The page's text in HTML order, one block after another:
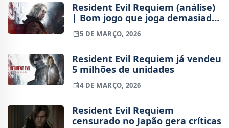
Resident Evil Requiem (análise)
| Bom jogo que joga demasiado
pelo seguro
5 DE MARÇO, 2026
Resident Evil Requiem já vendeu
5 milhões de unidades
4 DE MARÇO, 2026
Resident Evil Requiem
censurado no Japão gera críticas